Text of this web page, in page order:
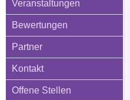
Veranstaltungen
Bewertungen
Partner
Kontakt
Offene Stellen